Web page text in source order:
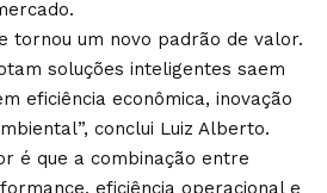
tornou um novo padrão de valor.
soluções inteligentes saem
eficiência econômica, inovação
conclui Luiz Alberto.
é que a combinação entre
eficiência operacional e